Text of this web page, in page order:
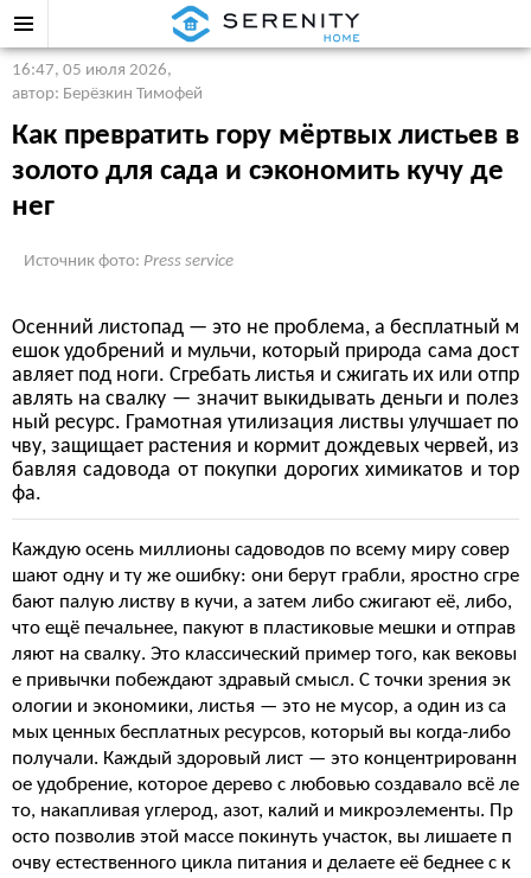
16:47, 05 июля 2026,
автор: Берёзкин Тимофей
Как превратить гору мёртвых листьев в
золото для сада и сэкономить кучу де
нег
Источник фото: Press service
Осенний листопад — это не проблема, а бесплатный м
ешок удобрений и мульчи, который природа сама дост
авляет под ноги. Сгребать листья и сжигать их или отпр
авлять на свалку — значит выкидывать деньги и полез
ный ресурс. Грамотная утилизация листвы улучшает по
чву, защищает растения и кормит дождевых червей, из
бавляя садовода от покупки дорогих химикатов и тор
фа.
Каждую осень миллионы садоводов по всему миру совер
шают одну и ту же ошибку: они берут грабли, яростно сгре
бают палую листву в кучи, а затем либо сжигают её, либо,
что ещё печальнее, пакуют в пластиковые мешки и отправ
ляют на свалку. Это классический пример того, как вековы
е привычки побеждают здравый смысл. С точки зрения эк
ологии и экономики, листья — это не мусор, а один из са
мых ценных бесплатных ресурсов, который вы когда-либо
получали. Каждый здоровый лист — это концентрированн
ое удобрение, которое дерево с любовью создавало всё ле
то, накапливая углерод, азот, калий и микроэлементы. Пр
осто позволив этой массе покинуть участок, вы лишаете п
очву естественного цикла питания и делаете её беднее с к